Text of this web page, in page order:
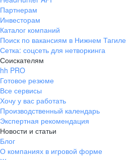
Партнерам
Инвесторам
Каталог компаний
Поиск по вакансиям в Нижнем Тагиле
Сетка: соцсеть для нетворкинга
Соискателям
hh PRO
Готовое резюме
Все сервисы
Хочу у вас работать
Производственный календарь
Экспертная рекомендация
Новости и статьи
Блог
О компаниях в игровой форме